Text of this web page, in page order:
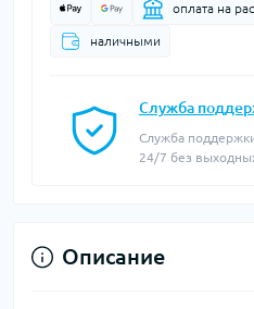
оплата на
наличными
Служба
Служба
24/7 без
Описание